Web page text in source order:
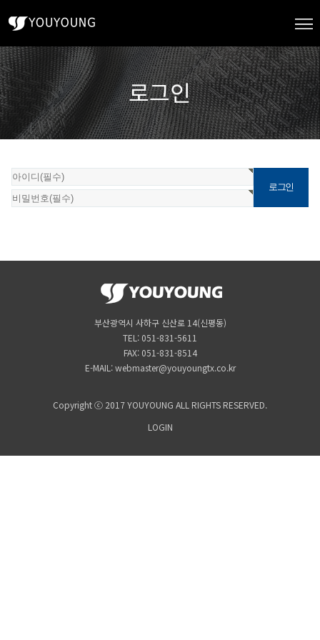
부산광역시 사하구 신산로 14(신평동)
TEL: 051-831-5611
FAX: 051-831-8514
E-MAIL: webmaster@youyoungtx.co.kr
Copyright ⓒ 2017 YOUYOUNG ALL RIGHTS RESERVED.
LOGIN